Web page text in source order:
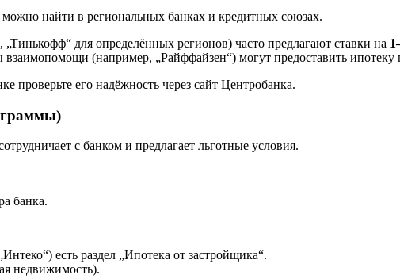
найти в региональных банках и кредитных союзах.
„Тинькофф“ для определённых регионов) часто предлагают ставки на
взаимопомощи (например, „Райффайзен“) могут предоставить ипотеку
проверьте его надёжность через сайт Центробанка.
с банком и предлагает льготные условия.
банка.
есть раздел „Ипотека от застройщика“.
недвижимость).